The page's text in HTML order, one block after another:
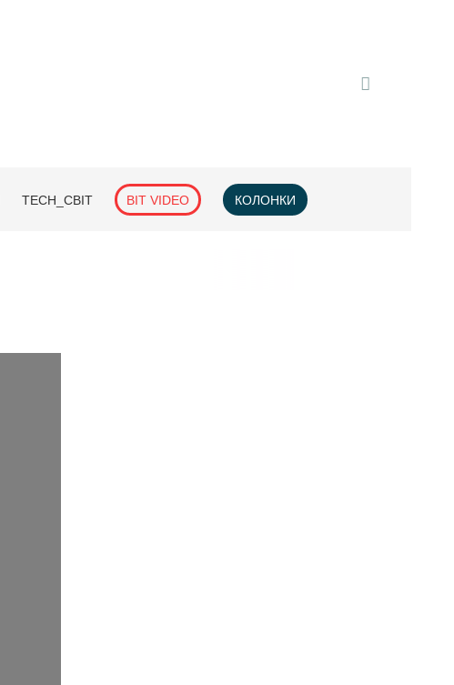
TECH_СВІТ BIT VIDEO КОЛОНКИ